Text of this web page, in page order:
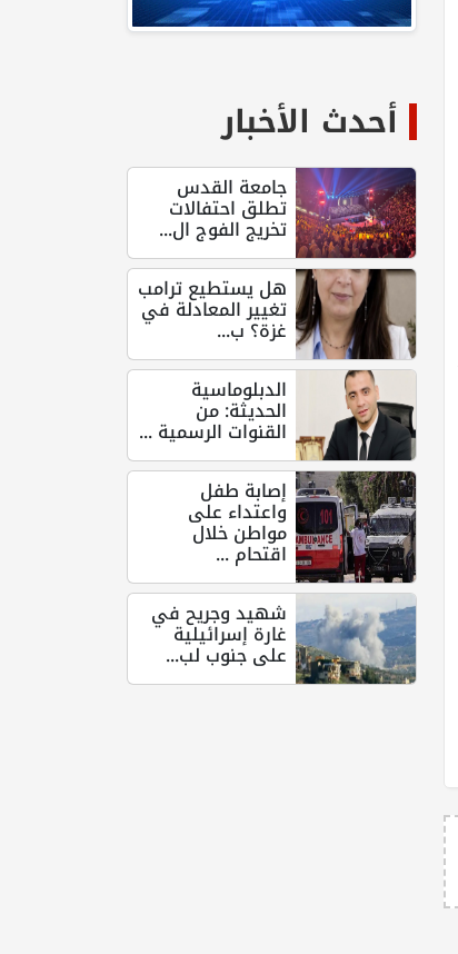
أحدث الأخبار
جامعة القدس
تطلق احتفالات
تخريج الفوج ال...
هل يستطيع ترامب
تغيير المعادلة في
غزة؟ ب...
الدبلوماسية
الحديثة: من
القنوات الرسمية ...
إصابة طفل
واعتداء على
مواطن خلال
اقتحام ...
شهيد وجريح في
غارة إسرائيلية
على جنوب لب...